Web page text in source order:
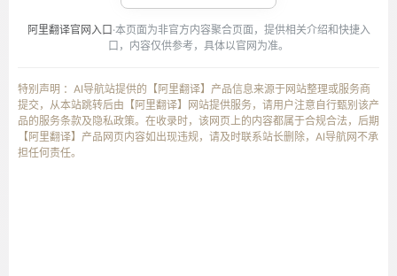
阿里翻译官网入口 ·本页面为非官方内容聚合页面，提供相关介绍和快捷入
口，内容仅供参考，具体以官网为准。
特别声明 ：AI导航站提供的【阿里翻译】产品信息来源于网站整理或服务商
提交，从本站跳转后由【阿里翻译】网站提供服务，请用户注意自行甄别该产
品的服务条款及隐私政策。在收录时，该网页上的内容都属于合规合法，后期
【阿里翻译】产品网页内容如出现违规，请及时联系站长删除，AI导航网不承
担任何责任。